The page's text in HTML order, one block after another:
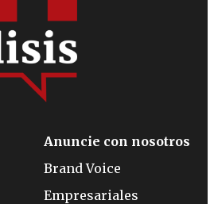
Anuncie con nosotros
Brand Voice
Empresariales